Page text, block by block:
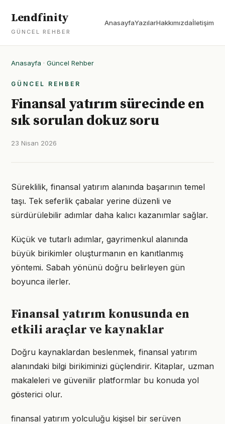
Lendfinity
GÜNCEL REHBER
AnasayfaYazılarHakkımızdaİletişim
Anasayfa · Güncel Rehber
GÜNCEL REHBER
Finansal yatırım sürecinde en
sık sorulan dokuz soru
23 Nisan 2026
Süreklilik, finansal yatırım alanında başarının temel
taşı. Tek seferlik çabalar yerine düzenli ve
sürdürülebilir adımlar daha kalıcı kazanımlar sağlar.
Küçük ve tutarlı adımlar, gayrimenkul alanında
büyük birikimler oluşturmanın en kanıtlanmış
yöntemi. Sabah yönünü doğru belirleyen gün
boyunca ilerler.
Finansal yatırım konusunda en
etkili araçlar ve kaynaklar
Doğru kaynaklardan beslenmek, finansal yatırım
alanındaki bilgi birikiminizi güçlendirir. Kitaplar, uzman
makaleleri ve güvenilir platformlar bu konuda yol
gösterici olur.
finansal yatırım yolculuğu kişisel bir serüven